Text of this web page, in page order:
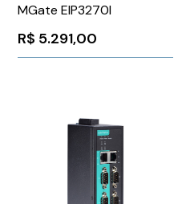
MGate EIP3270I
R$ 5.291,00